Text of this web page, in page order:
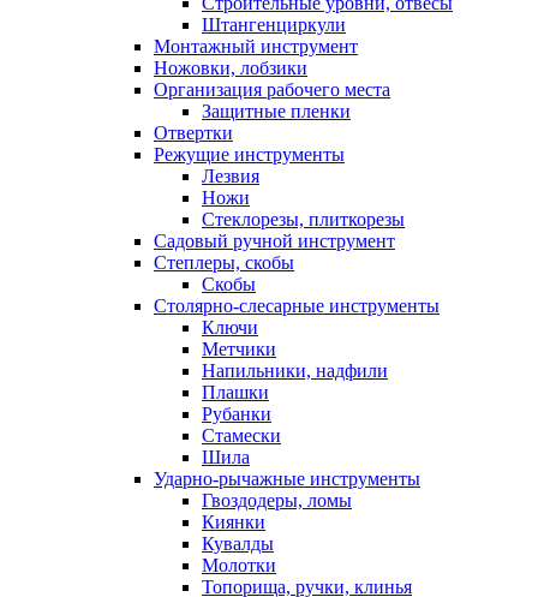
Штангенциркули
Монтажный инструмент
Ножовки, лобзики
Организация рабочего места
Защитные пленки
Отвертки
Режущие инструменты
Лезвия
Ножи
Стеклорезы, плиткорезы
Садовый ручной инструмент
Степлеры, скобы
Скобы
Столярно-слесарные инструменты
Ключи
Метчики
Напильники, надфили
Плашки
Рубанки
Стамески
Шила
Ударно-рычажные инструменты
Гвоздодеры, ломы
Киянки
Кувалды
Молотки
Топорища, ручки, клинья